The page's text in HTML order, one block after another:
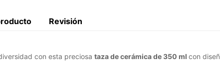
Revisión
con esta preciosa taza de cerámica de 350 ml con